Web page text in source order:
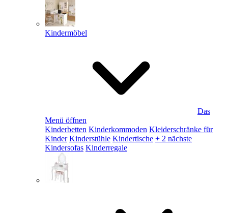
Kindermöbel
Das
Menü öffnen
Kinderbetten Kinderkommoden Kleiderschränke für
Kinder Kinderstühle Kindertische + 2 nächste
Kindersofas Kinderregale